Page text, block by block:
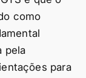
como
pela
para